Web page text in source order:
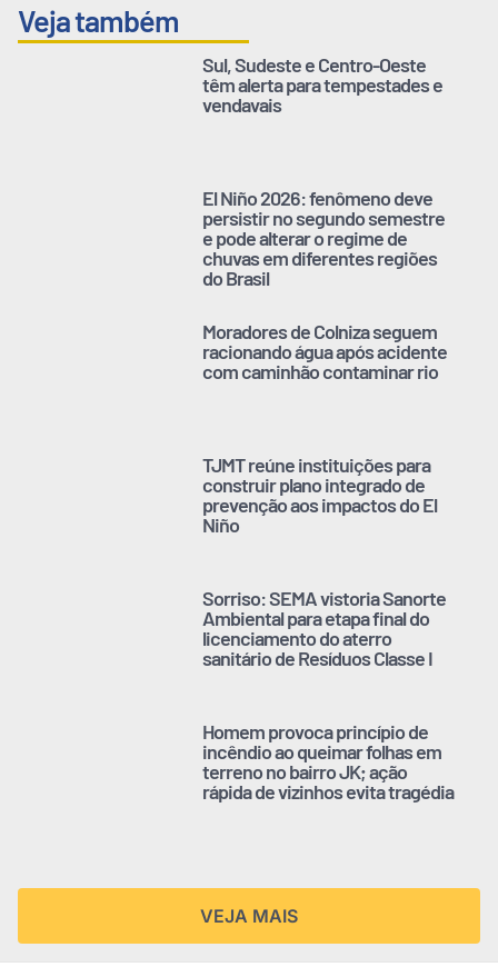
Veja também
Sul, Sudeste e Centro-Oeste
têm alerta para tempestades e
vendavais
El Niño 2026: fenômeno deve
persistir no segundo semestre
e pode alterar o regime de
chuvas em diferentes regiões
do Brasil
Moradores de Colniza seguem
racionando água após acidente
com caminhão contaminar rio
TJMT reúne instituições para
construir plano integrado de
prevenção aos impactos do El
Niño
Sorriso: SEMA vistoria Sanorte
Ambiental para etapa final do
licenciamento do aterro
sanitário de Resíduos Classe I
Homem provoca princípio de
incêndio ao queimar folhas em
terreno no bairro JK; ação
rápida de vizinhos evita tragédia
VEJA MAIS